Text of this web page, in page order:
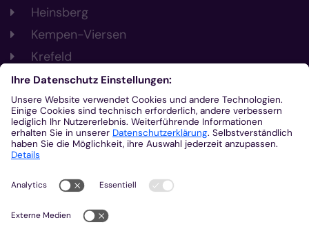
Heinsberg
Kempen-Viersen
Krefeld
Mönchengladbach
Nachrichten
Veranstaltungen
Gottesdienste
Stellenangebote
Kirchenzeitung